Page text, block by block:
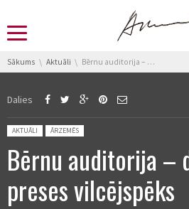
You are here:
Sākums Aktuāli Bērnu auditorija – drukātās preses vilcējspēks
Dalies
Posted in:
AKTUĀLI ĀRZEMĒS
Bērnu auditorija –
preses vilcējspēks